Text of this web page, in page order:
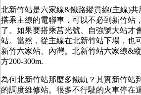
北新竹站是六家線&鐵路縱貫線(主線)
搭乘主線的電聯車，可以不必到新竹站
了。如果要搭乘莒光號、自強號大站才
站。當然，從主線在北新竹站下場，也
新竹六家站、內灣。北新竹站六家線&
方200-300m.
為何北新竹站那麼多鐵軌？其實新竹站
的調度維修站。很多不行駛的火車停在